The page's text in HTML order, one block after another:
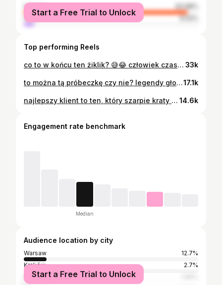
female
93.98%
male
6.02%
Start a Free Trial to Unlock
Top performing Reels
co to w końcu ten żiklik? 😅😂 człowiek czasami się zastanawiał, jak doszło do wymyślenia danej nazwy - tak jest pewnie w całym handlu, macie takie historie?! #parodia #śmieszne #makijaż #pielęgnacja #perfumeria humor , perfumeria , kosmetyki , pielęgnacja , śmieszne , makijaż , kobieta 33k
to można tą próbeczkę czy nie? legendy głoszą, że przyszła też na drugi dzień 😅🤫 #makijaż #makijażystka #kosmetyki #śmieszne #parodia perfumeria , perfumy , makijażystka , śmieszne , wizażystka , kosmetyki , parodia , zabawne rolki17.1k
najlepszy klient to ten, który szarpie kraty 😵‍💫😂 znacie takie sytuacje?! koniecznie dajcie znać! a mnie zaobserwujcie po więcej 🫶🏻 #perfumeria #parodia #kosmetyki #śmieszne makijaż baba w perfumerii , parodia , kosmetyki , śmieszne filmy , pielęgnacja , makijaż , śmieszne filmy 14.6k
Engagement rate benchmark
Median
Audience location by city
Warsaw
12.7%
Kraków
2.7%
Poznań
Start a Free Trial to Unlock